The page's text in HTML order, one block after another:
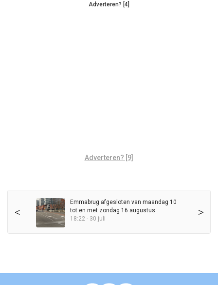
Adverteren? [4]
Adverteren? [9]
< >
Emmabrug afgesloten van maandag 10
tot en met zondag 16 augustus
18:22 - 30 juli